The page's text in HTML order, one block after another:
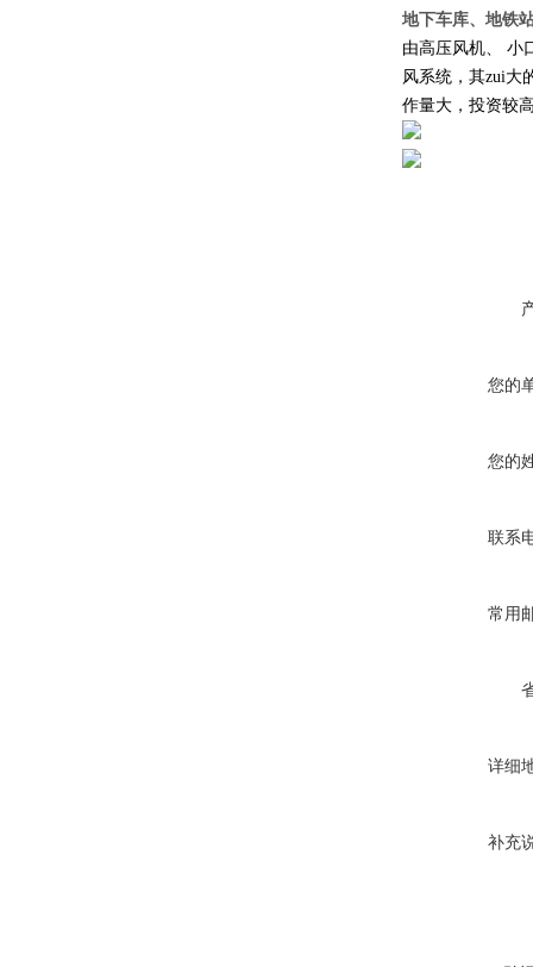
地下车库、地铁
由高压风机、 小
风系统，其zui大
作量大，投资较
您的
您的
联系
常用
详细
补充